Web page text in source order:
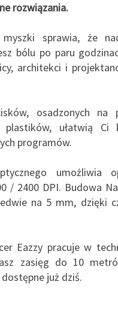
rozwiązania.
myszki sprawia, że
bólu po paru
architekci i
osadzonych na
plastików, ułatwią Ci
programów.
umożliwia
/ 2400 DPI. Budowa
na 5 mm, dzięki
Eazzy pracuje w
zasięg do 10
już dziś.